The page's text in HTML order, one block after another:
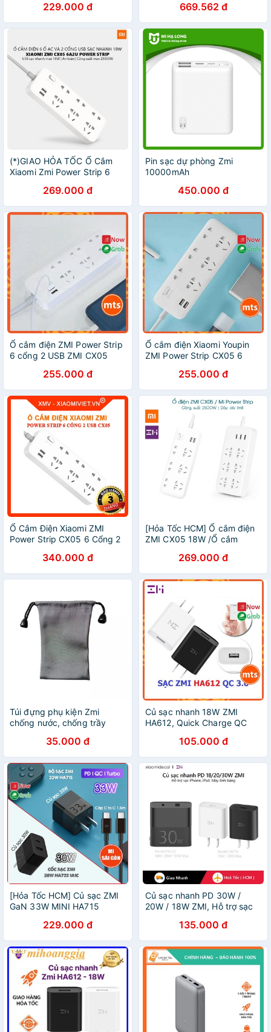
229.000 đ
APB01 6500mAh - Mr
Xiaomi
669.562 đ
(*)GIAO HỎA TỐC Ổ Cắm
Xiaomi Zmi Power Strip 6
269.000 đ
Pin sạc dự phòng Zmi
10000mAh
450.000 đ
Ổ cắm điện ZMI Power Strip
6 cổng 2 USB ZMI CX05
255.000 đ
Ổ cắm điện Xiaomi Youpin
ZMI Power Strip CX05 6
nhanh 18W - Minh Tín Shop
255.000 đ
Ổ Cắm Điện Xiaomi ZMI
Power Strip CX05 6 Cổng 2
340.000 đ
[Hỏa Tốc HCM] Ổ cắm điện
ZMI CX05 18W /Ổ cắm
cổng 3 USB269.000 đ
Túi đựng phụ kiện Zmi
chống nước, chống trầy
35.000 đ
Củ sạc nhanh 18W ZMI
HA612, Quick Charge QC
- Minh Tín Shop
105.000 đ
[Hỏa Tốc HCM] Củ sạc ZMI
GaN 33W MINI HA715
PD cho IPHONE , IPAD] Điện
thoại Android,Máy tính bảng
229.000 đ
Củ sạc nhanh PD 30W /
20W / 18W ZMI, Hỗ trợ sạc
Macbook / Máy tính xách
tay, điện thoại
135.000 đ